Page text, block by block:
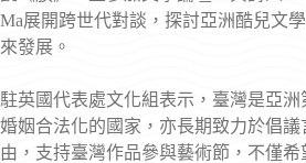
Ma展開跨世代對談，探討亞洲酷兒文
來發展。
駐英國代表處文化組表示，臺灣是亞洲
婚姻合法化的國家，亦長期致力於倡議
由，支持臺灣作品參與藝術節，不僅